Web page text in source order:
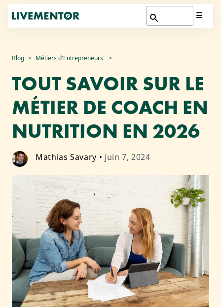
Aller
contenu
Blog Métiers d'Entrepreneurs
TOUT SAVOIR SUR LE
MÉTIER DE COACH EN
NUTRITION EN 2026
Mathias Savary • juin 7, 2024